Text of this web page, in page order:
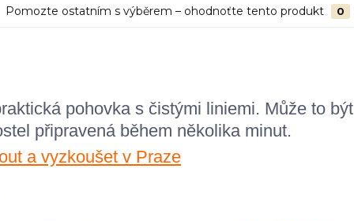
Pomozte ostatním s výběrem – ohodnoťte tento produkt 0
pohovka s čistými liniemi. Může to být
připravená během několika minut.